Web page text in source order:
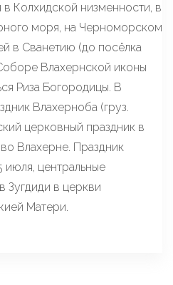
Колхидской низменности, в
моря, на Черноморском
в Сванетию (до посёлка
Влахернской иконы
Риза Богородицы. В
Влахерноба (груз.
церковный праздник в
Влахерне. Праздник
июля, центральные
Зугдиди в церкви
Матери.